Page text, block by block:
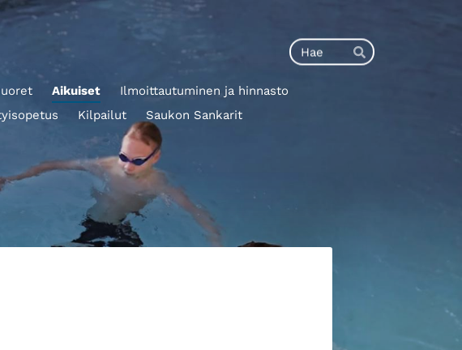
Haku
Hae
Aikuiset
Ilmoittautuminen ja hinnasto
Kilpailut Saukon Sankarit